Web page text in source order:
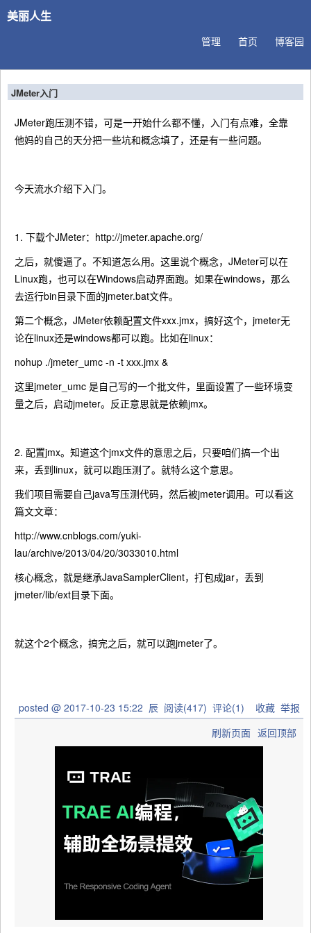
美丽人生
博客园
首页
管理
JMeter入门
JMeter跑压测不错，可是一开始什么都不懂，入门有点难，全靠
他妈的自己的天分把一些坑和概念填了，还是有一些问题。
今天流水介绍下入门。
1. 下载个JMeter：http://jmeter.apache.org/
之后，就傻逼了。不知道怎么用。这里说个概念，JMeter可以在
Linux跑，也可以在Windows启动界面跑。如果在windows，那么
去运行bin目录下面的jmeter.bat文件。
第二个概念，JMeter依赖配置文件xxx.jmx，搞好这个，jmeter无
论在linux还是windows都可以跑。比如在linux：
nohup ./jmeter_umc -n -t xxx.jmx &
这里jmeter_umc 是自己写的一个批文件，里面设置了一些环境变
量之后，启动jmeter。反正意思就是依赖jmx。
2. 配置jmx。知道这个jmx文件的意思之后，只要咱们搞一个出
来，丢到linux，就可以跑压测了。就特么这个意思。
我们项目需要自己java写压测代码，然后被jmeter调用。可以看这
篇文文章：
http://www.cnblogs.com/yuki-
lau/archive/2013/04/20/3033010.html
核心概念，就是继承JavaSamplerClient，打包成jar，丢到
jmeter/lib/ext目录下面。
就这个2个概念，搞完之后，就可以跑jmeter了。
posted @ 2017-10-23 15:22 辰 阅读(417) 评论(1) 收藏 举报
刷新页面 返回顶部